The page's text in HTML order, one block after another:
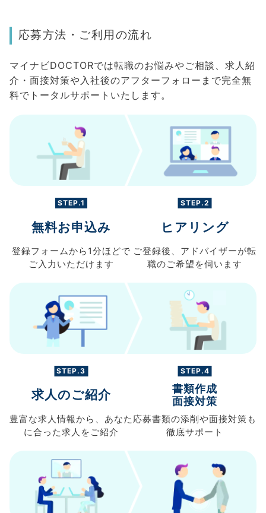
応募方法・ご利用の流れ
マイナビDOCTORでは転職のお悩みやご相談、求人紹
介・面接対策や入社後のアフターフォローまで完全無
料でトータルサポートいたします。
STEP.1
無料お申込み
登録フォームから 1分ほどで
ご入力 いただけます
STEP.2
ヒアリング
ご登録後、 アドバイザーが転
職のご希望を伺います
STEP.3
求人のご紹介
豊富な求人情報から、 あなた
に合った求人を ご紹介
STEP.4
書類作成
面接対策
応募書類の添削や面接対策も
徹底サポート